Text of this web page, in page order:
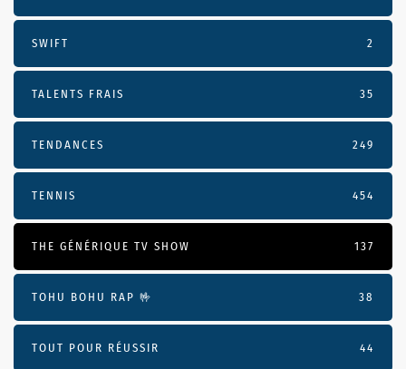
SWIFT 2
TALENTS FRAIS 35
TENDANCES 249
TENNIS 454
THE GÉNÉRIQUE TV SHOW 137
TOHU BOHU RAP 🤟 38
TOUT POUR RÉUSSIR 44